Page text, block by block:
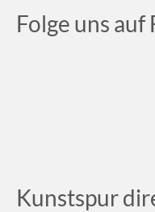
Folge uns auf
Kunstspur